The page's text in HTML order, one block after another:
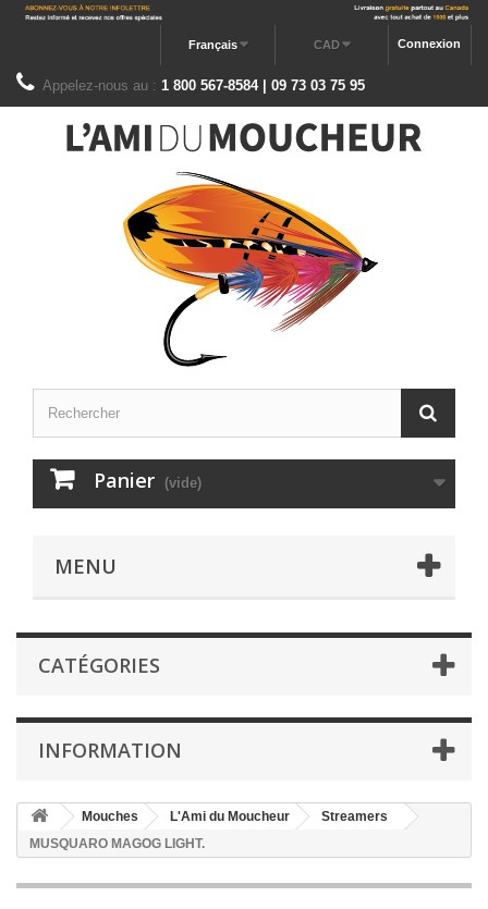
Connexion
CAD
Français
Appelez-nous au : 1 800 567-8584 | 09 73 03 75 95
Panier (vide)
MENU
CATÉGORIES
INFORMATION
Mouches L'Ami du Moucheur
Streamers
MUSQUARO MAGOG LIGHT.